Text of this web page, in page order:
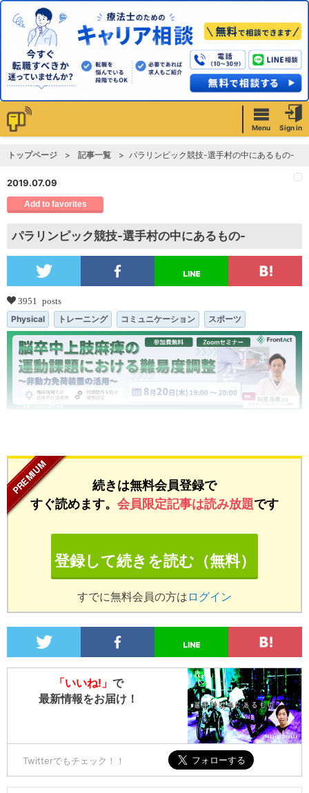
Menu Sign in
トップページ 記事一覧 パラリンピック競技-選手村の中にあるもの-
2019.07.09
Add to favorites
パラリンピック競技-選手村の中にあるもの-
3951 posts
Physical トレーニング コミュニケーション スポーツ
続きは無料会員登録で
すぐ読めます。 会員限定記事は読み放題です
登録して続きを読む（無料）
すでに無料会員の方は ログイン
「いいね!」 で
最新情報をお届け！
Twitterでもチェック！！